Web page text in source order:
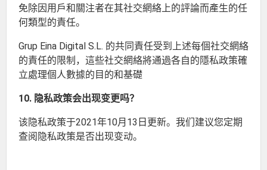
免除因用戶和關注者在其社交網絡上的評論而產生的任
何類型的責任。
Grup Eina Digital S.L. 的共同責任受到上述每個社交網絡
的責任的限制，這些社交網絡將通過各自的隱私政策確
立處理個人數據的目的和基礎
10. 隐私政策会出现变更吗？
该隐私政策于2021年10月13日更新。我们建议您定期
查阅隐私政策是否出现变动。